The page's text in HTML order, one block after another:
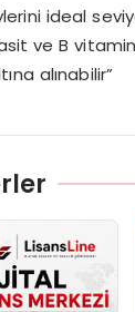
ideal
asit ve B
alınabilir”